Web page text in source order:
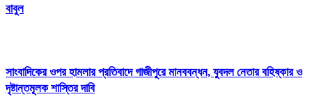
বাবুল
সাংবাদিকের ওপর হামলার প্রতিবাদে গাজীপুরে মানববন্ধন, যুবদল নেতার বহিষ্কার ও
দৃষ্টান্তমূলক শাস্তির দাবি